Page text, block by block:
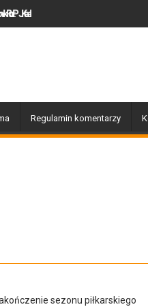
olor.pl podbija serca
Dobiegły końca prace
Regulamin komentarzy
sezonu piłkarskiego